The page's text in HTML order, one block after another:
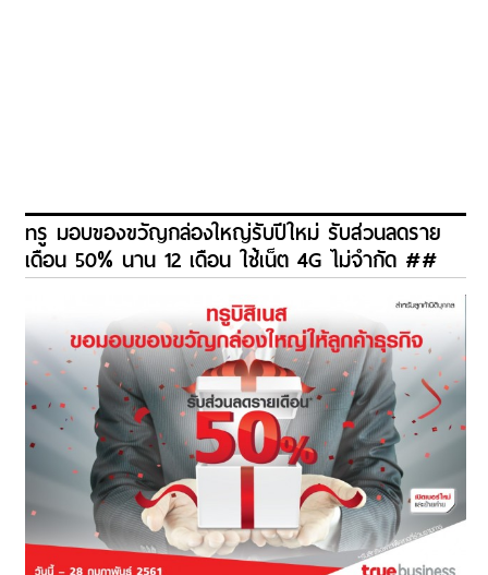
ทรู มอบของขวัญกล่องใหญ่รับปีใหม่ รับส่วนลดราย
เดือน 50% นาน 12 เดือน ใช้เน็ต 4G ไม่จำกัด ##